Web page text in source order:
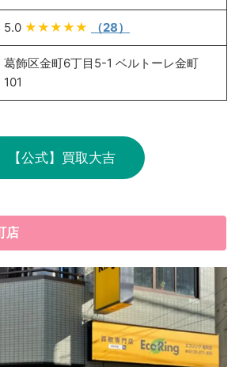
5.0 ★★★★★ （28）
葛飾区金町6丁目5-1 ベルトーレ金町
101
【公式】買取大吉
店